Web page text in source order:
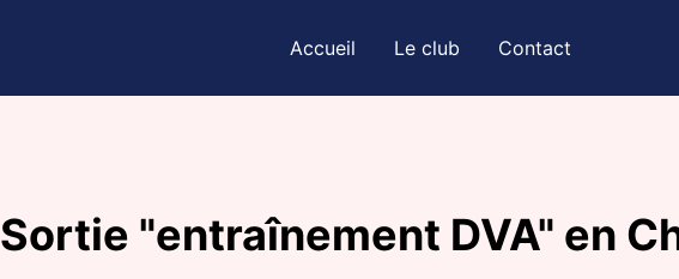
Accueil Le club Contact
Sortie "entraînement DVA" en